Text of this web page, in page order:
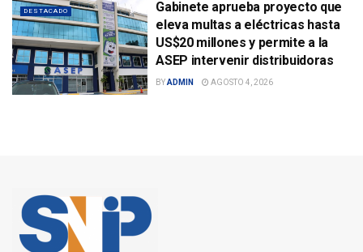
DESTACADO
Gabinete aprueba proyecto que
eleva multas a eléctricas hasta
US$20 millones y permite a la
ASEP intervenir distribuidoras
BYADMIN AGOSTO 4, 2026